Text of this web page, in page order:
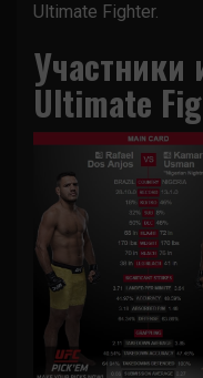
Ultimate Fighter.
Участники
Ultimate